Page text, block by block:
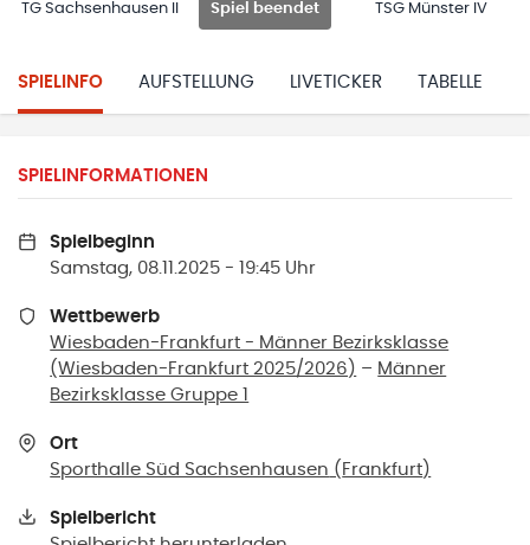
TG Sachsenhausen II Spiel beendet TSG Münster IV
SPIELINFO AUFSTELLUNG LIVETICKER TABELLE
SPIELINFORMATIONEN
Spielbeginn
Samstag, 08.11.2025 - 19:45 Uhr
Wettbewerb
Wiesbaden-Frankfurt - Männer Bezirksklasse
(Wiesbaden-Frankfurt 2025/2026) – Männer
Bezirksklasse Gruppe 1
Ort
Sporthalle Süd Sachsenhausen ( Frankfurt )
Spielbericht